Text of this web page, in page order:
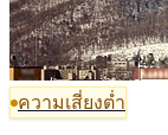
ความเสี่ยงต่ำ